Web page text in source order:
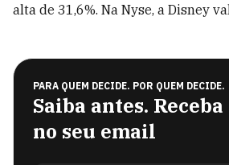
alta de 31,6%. Na Nyse, a Disney
PARA QUEM DECIDE. POR QUEM DECIDE.
Saiba antes.
no seu email